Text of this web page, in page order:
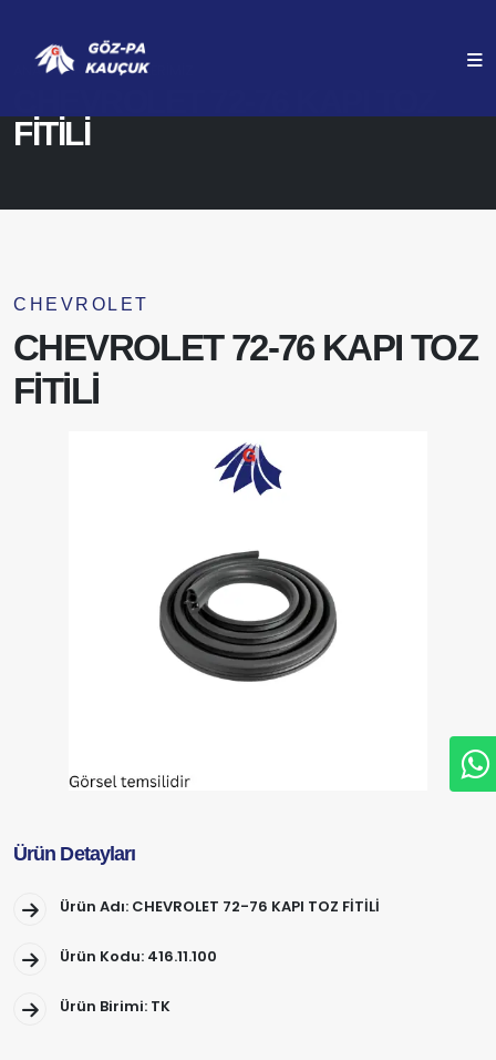
FİTİLİ
ANASAYFA ÜRÜNLERIMIZ
CHEVROLET
CHEVROLET 72-76 KAPI TOZ
FİTİLİ
Ürün Detayları
Ürün Adı: CHEVROLET 72-76 KAPI TOZ FİTİLİ
Ürün Kodu: 416.11.100
Ürün Birimi: TK